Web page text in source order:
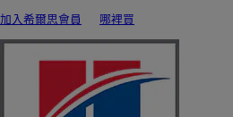
加入希爾思會員 哪裡買